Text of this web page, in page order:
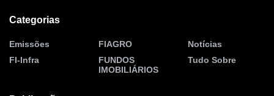
Categorias
Emissões
FI-Infra
FIAGRO
FUNDOS
IMOBILIÁRIOS
Notícias
Tudo Sobre